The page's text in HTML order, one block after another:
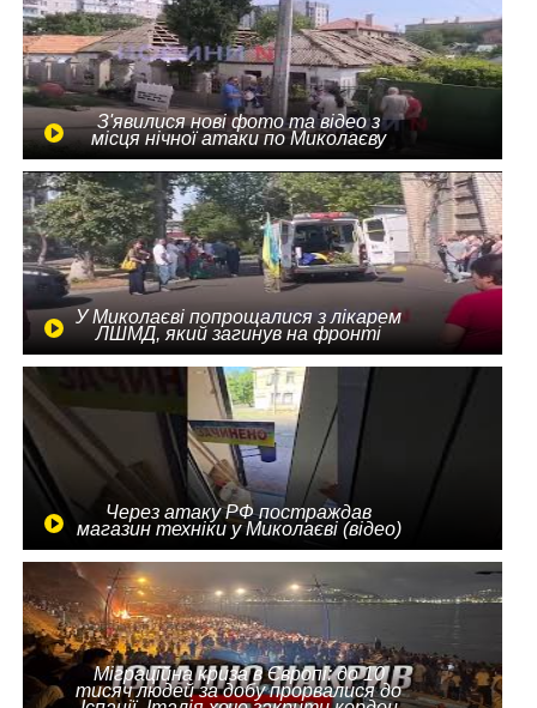
З'явилися нові фото та відео з
місця нічної атаки по Миколаєву
У Миколаєві попрощалися з лікарем
ЛШМД, який загинув на фронті
Через атаку РФ постраждав
магазин техніки у Миколаєві (відео)
Міграційна криза в Європі: до 10
тисяч людей за добу прорвалися до